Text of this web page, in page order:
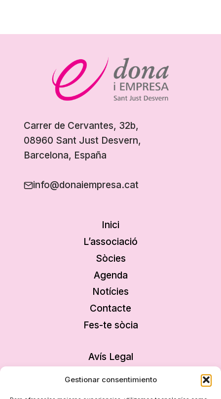
Gestionar consentimiento
Carrer de Cervantes, 32b,
08960 Sant Just Desvern,
Barcelona, España
info@donaiempresa.cat
Inici
L’associació
Sòcies
Agenda
Notícies
Contacte
Fes-te sòcia
Avís Legal